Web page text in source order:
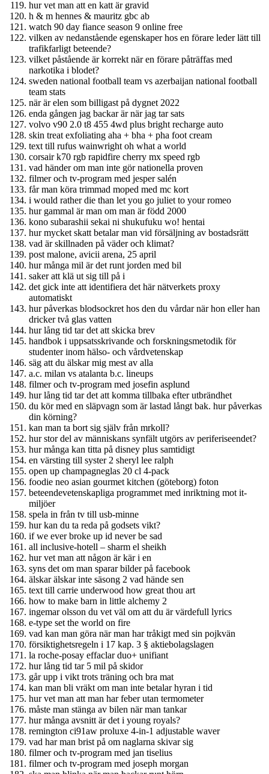
hur vet man att en katt är gravid
h & m hennes & mauritz gbc ab
watch 90 day fiance season 9 online free
vilken av nedanstående egenskaper hos en förare leder lätt till
trafikfarligt beteende?
vilket påstående är korrekt när en förare påträffas med
narkotika i blodet?
sweden national football team vs azerbaijan national football
team stats
när är elen som billigast på dygnet 2022
enda gången jag backar är när jag tar sats
volvo v90 2.0 t8 455 4wd plus bright recharge auto
skin treat exfoliating aha + bha + pha foot cream
text till rufus wainwright oh what a world
corsair k70 rgb rapidfire cherry mx speed rgb
vad händer om man inte gör nationella proven
filmer och tv-program med jesper salén
får man köra trimmad moped med mc kort
i would rather die than let you go juliet to your romeo
hur gammal är man om man är född 2000
kono subarashii sekai ni shukufuku wo! hentai
hur mycket skatt betalar man vid försäljning av bostadsrätt
vad är skillnaden på väder och klimat?
post malone, avicii arena, 25 april
hur många mil är det runt jorden med bil
saker att klä ut sig till på i
det gick inte att identifiera det här nätverkets proxy
automatiskt
hur påverkas blodsockret hos den du vårdar när hon eller han
dricker två glas vatten
hur lång tid tar det att skicka brev
handbok i uppsatsskrivande och forskningsmetodik för
studenter inom hälso- och vårdvetenskap
säg att du älskar mig mest av alla
a.c. milan vs atalanta b.c. lineups
filmer och tv-program med josefin asplund
hur lång tid tar det att komma tillbaka efter utbrändhet
du kör med en släpvagn som är lastad långt bak. hur påverkas
din körning?
kan man ta bort sig själv från mrkoll?
hur stor del av människans synfält utgörs av periferiseendet?
hur många kan titta på disney plus samtidigt
en värsting till syster 2 sheryl lee ralph
open up champagneglas 20 cl 4-pack
foodie neo asian gourmet kitchen (göteborg) foton
beteendevetenskapliga programmet med inriktning mot it-
miljöer
spela in från tv till usb-minne
hur kan du ta reda på godsets vikt?
if we ever broke up id never be sad
all inclusive-hotell – sharm el sheikh
hur vet man att någon är kär i en
syns det om man sparar bilder på facebook
älskar älskar inte säsong 2 vad hände sen
text till carrie underwood how great thou art
how to make barn in little alchemy 2
ingemar olsson du vet väl om att du är värdefull lyrics
e-type set the world on fire
vad kan man göra när man har tråkigt med sin pojkvän
försiktighetsregeln i 17 kap. 3 § aktiebolagslagen
la roche-posay effaclar duo+ unifiant
hur lång tid tar 5 mil på skidor
går upp i vikt trots träning och bra mat
kan man bli vräkt om man inte betalar hyran i tid
hur vet man att man har feber utan termometer
måste man stänga av bilen när man tankar
hur många avsnitt är det i young royals?
remington ci91aw proluxe 4-in-1 adjustable waver
vad har man brist på om naglarna skivar sig
filmer och tv-program med jan tiselius
filmer och tv-program med joseph morgan